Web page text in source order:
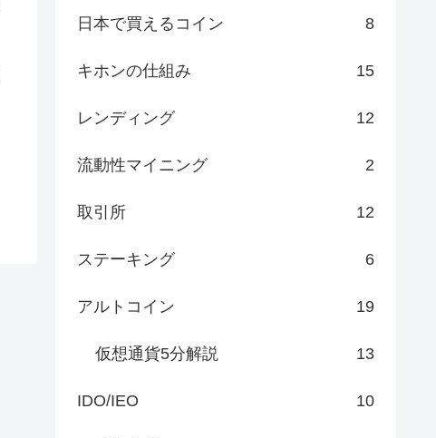
日本で買えるコイン 8
キホンの仕組み 15
レンディング 12
流動性マイニング 2
取引所 12
ステーキング 6
アルトコイン 19
仮想通貨5分解説 13
IDO/IEO 10